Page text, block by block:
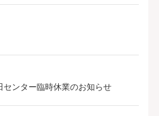
ンター臨時休業のお知らせ